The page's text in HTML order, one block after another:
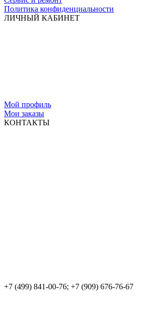
Политика конфиденциальности
ЛИЧНЫЙ КАБИНЕТ
Мой профиль
Мои заказы
КОНТАКТЫ
+7 (499) 841-00-76; +7 (909) 676-76-67